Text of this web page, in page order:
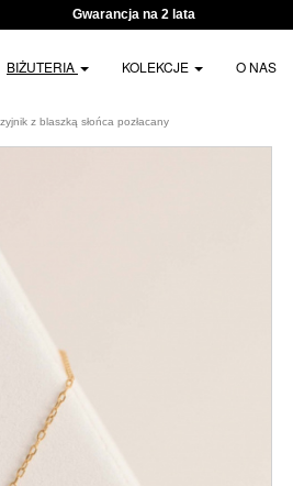
Gwarancja na 2 lata
BIŻUTERIA KOLEKCJE O NAS
z blaszką słońca pozłacany